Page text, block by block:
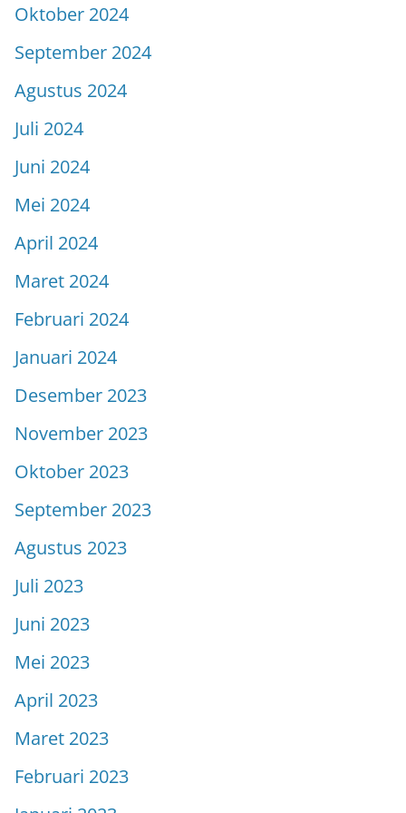
Oktober 2024
September 2024
Agustus 2024
Juli 2024
Juni 2024
Mei 2024
April 2024
Maret 2024
Februari 2024
Januari 2024
Desember 2023
November 2023
Oktober 2023
September 2023
Agustus 2023
Juli 2023
Juni 2023
Mei 2023
April 2023
Maret 2023
Februari 2023